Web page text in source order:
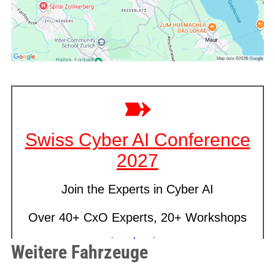
Weitere Fahrzeuge